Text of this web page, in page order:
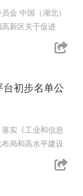
会 中国（湖北）
新区关于促进
初步名单公
实《工业和信息
局和高水平建设